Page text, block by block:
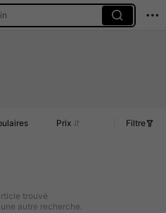
Prix Filtre
trouvé
autre recherche.